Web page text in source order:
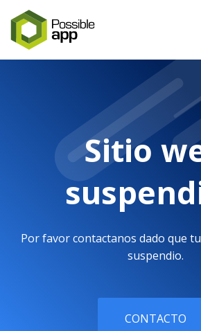
Sitio
Por favor contactanos dado que
suspendio.
CONTACTO